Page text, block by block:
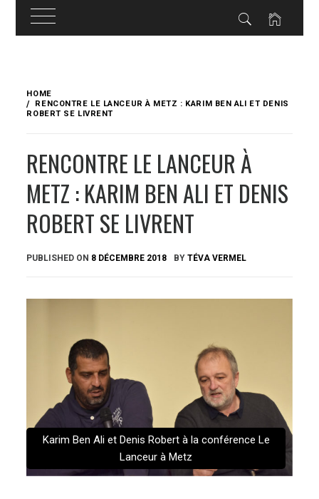
content
HOME
RENCONTRE LE LANCEUR À METZ : KARIM BEN ALI ET DENIS
ROBERT SE LIVRENT
RENCONTRE LE LANCEUR À
METZ : KARIM BEN ALI ET DENIS
ROBERT SE LIVRENT
PUBLISHED ON 8 DÉCEMBRE 2018 BYTÉVA VERMEL
Karim Ben Ali et Denis Robert à la conférence Le
Lanceur à Metz